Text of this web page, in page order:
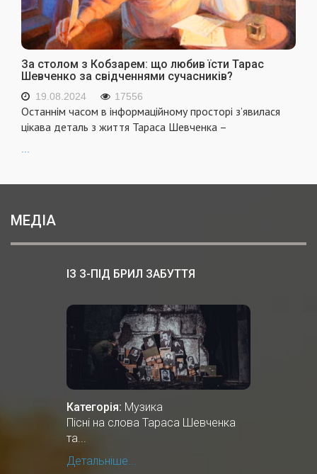
За столом з Кобзарем: що любив їсти Тарас
Шевченко за свідченнями сучасників?
19.08.2024 17556
Останнім часом в інформаційному просторі з’явилася
цікава деталь з життя Тараса Шевченка –
МЕДІА
ІЗ З-ПІД БРИЛ ЗАБУТТЯ
Категорія: Музика
Пісні на слова Тараса Шевченка
та...
Детальніше...